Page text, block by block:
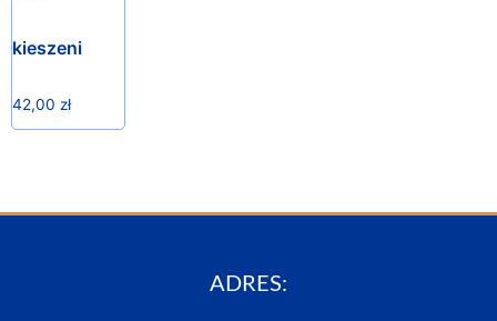
kieszeni
42,00 zł
ADRES: